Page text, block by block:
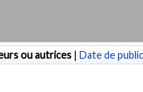
ou autrices | Date de